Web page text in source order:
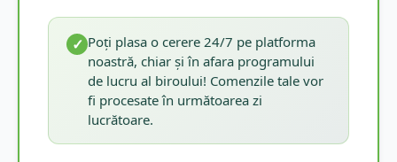
✓ Poți plasa o cerere 24/7 pe platforma
noastră, chiar și în afara programului
de lucru al biroului! Comenzile tale vor
fi procesate în următoarea zi
lucrătoare.